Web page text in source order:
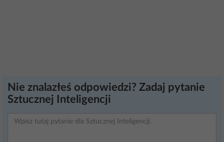
Nie znalazłeś odpowiedzi? Zadaj pytanie
Sztucznej Inteligencji